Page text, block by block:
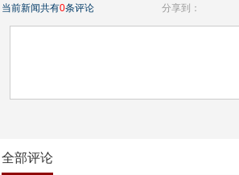
当前新闻共有0条评论 分享到：
全部评论